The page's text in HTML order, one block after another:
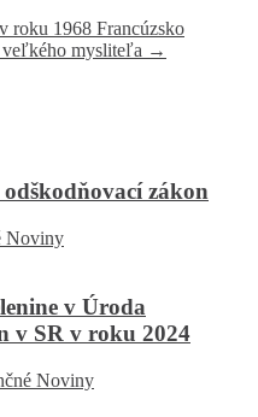
roku 1968 Francúzsko
veľkého mysliteľa →
zákon
Noviny
v Úroda
v SR v roku 2024
Noviny